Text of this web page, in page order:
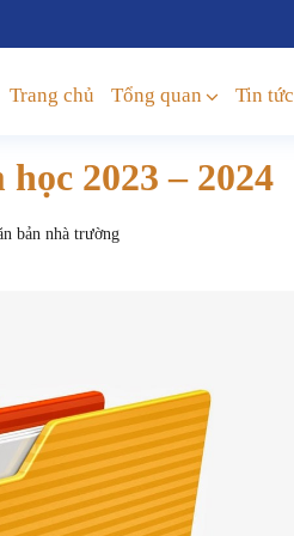
Trang chủ Tổng quan Tin tức
2023 – 2024
bản nhà trường